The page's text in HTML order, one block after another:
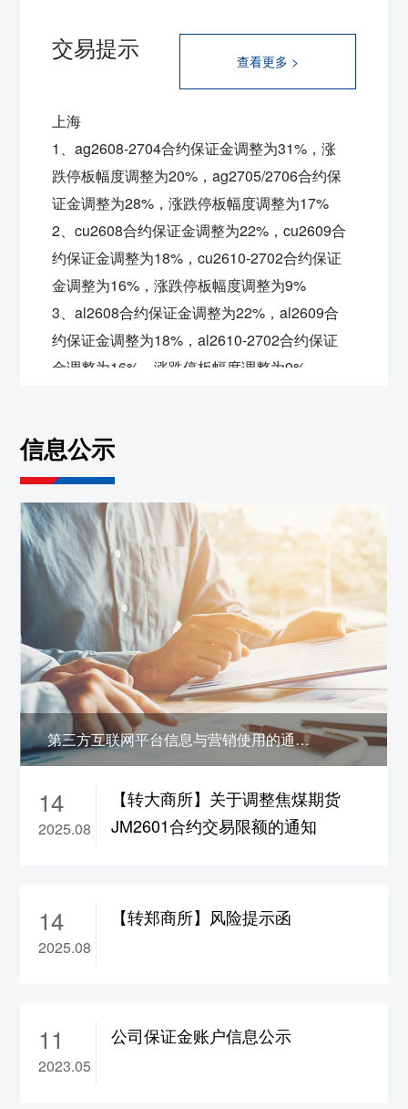
交易提示 查看更多 >
上海
1、ag2608-2704合约保证金调整为31%，涨
跌停板幅度调整为20%，ag2705/2706合约保
证金调整为28%，涨跌停板幅度调整为17%
2、cu2608合约保证金调整为22%，cu2609合
约保证金调整为18%，cu2610-2702合约保证
金调整为16%，涨跌停板幅度调整为9%
3、al2608合约保证金调整为22%，al2609合
约保证金调整为18%，al2610-2702合约保证
金调整为16%，涨跌停板幅度调整为9%
金调整为17%，涨跌停板幅度调整为10%
5、sn2608合约保证金调整为22%，
约保证金调整为21%， sn2610-2703合约保证
金调整为19%，涨跌停板幅度调整为12%
6、zn2608合约保证金调整为22%，
zn2609合
约保证金调整为18%， zn2610-2702合约保证
金调整为16%，涨跌停板幅度调整为9%
7、pb2608合约保证金调整为22%，pb2609
合约保证金调整为18%，pb2610-2702合约保
证金调整为16%，涨跌停板幅度调整为9%
8、ao2608合约保证金调整为22%，
ao2609
合约保证金调整为18%，ao2610-2702合约保
9、ad2608合约保证金调整为22%，ad2609
合约保证金调整为17%，ad2610-2702合约保
8%
11、rb/hc/ss/ru/sp/op
大连
1、rr/cs2609合约保证金调整为13%，
信息公示
第三方互联网平台信息与营销使用的通信码号公示
14
2025.08
【转大商所】关于调整焦煤期货
JM2601合约交易限额的通知
14
2025.08
【转郑商所】风险提示函
11
2023.05
公司保证金账户信息公示